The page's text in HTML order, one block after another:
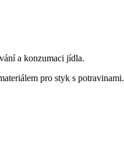
a konzumaci jídla.
pro styk s potravinami.